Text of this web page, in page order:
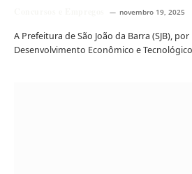
novembro 19, 2025
A Prefeitura de São João da Barra (SJB),
Desenvolvimento Econômico e